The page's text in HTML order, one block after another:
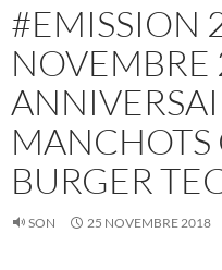
#EMISSION
MANCHOTS
BURGER
SON 25 NOVEMBRE 2018